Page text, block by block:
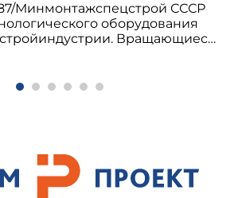
Минмонтажспецстрой СССР
оборудования
Вращающиеся